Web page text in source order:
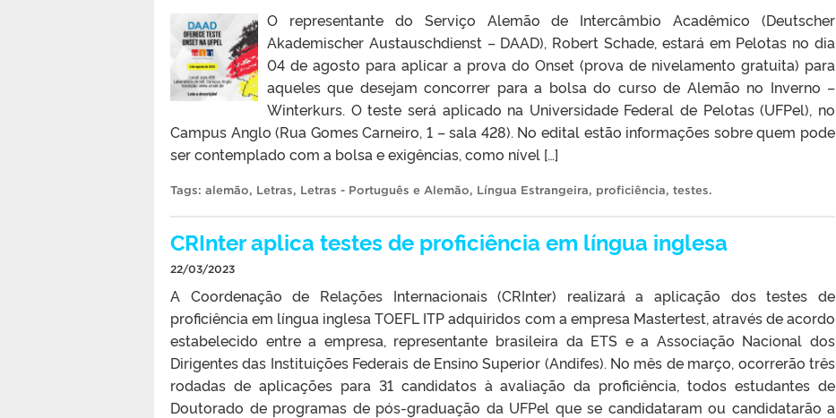
O representante do Serviço Alemão de Intercâmbio Acadêmico (Deutscher
Akademischer Austauschdienst – DAAD), Robert Schade, estará em Pelotas no dia
04 de agosto para aplicar a prova do Onset (prova de nivelamento gratuita) para
aqueles que desejam concorrer para a bolsa do curso de Alemão no Inverno –
Winterkurs. O teste será aplicado na Universidade Federal de Pelotas (UFPel), no
Campus Anglo (Rua Gomes Carneiro, 1 – sala 428). No edital estão informações sobre quem pode
ser contemplado com a bolsa e exigências, como nível […]
Tags: alemão, Letras, Letras - Português e Alemão, Língua Estrangeira, proficiência, testes.
CRInter aplica testes de proficiência em língua inglesa
22/03/2023
A Coordenação de Relações Internacionais (CRInter) realizará a aplicação dos testes de
proficiência em língua inglesa TOEFL ITP adquiridos com a empresa Mastertest, através de acordo
estabelecido entre a empresa, representante brasileira da ETS e a Associação Nacional dos
Dirigentes das Instituições Federais de Ensino Superior (Andifes). No mês de março, ocorrerão três
rodadas de aplicações para 31 candidatos à avaliação da proficiência, todos estudantes de
Doutorado de programas de pós-graduação da UFPel que se candidataram ou candidatarão a